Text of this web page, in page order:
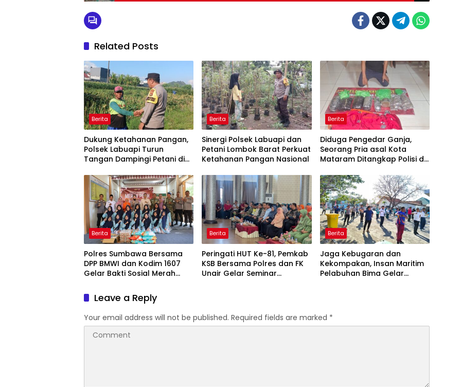
Related Posts
Berita
Dukung Ketahanan Pangan,
Polsek Labuapi Turun
Tangan Dampingi Petani di
Berita
Sinergi Polsek Labuapi dan
Petani Lombok Barat Perkuat
Ketahanan Pangan Nasional
Berita
Diduga Pengedar Ganja,
Seorang Pria asal Kota
Mataram Ditangkap Polisi di
Berita
Polres Sumbawa Bersama
DPP BMWI dan Kodim 1607
Gelar Bakti Sosial Merah
Hidayatullah
Berita
Peringati HUT Ke-81, Pemkab
KSB Bersama Polres dan FK
Unair Gelar Seminar
Berita
Jaga Kebugaran dan
Kekompakan, Insan Maritim
Pelabuhan Bima Gelar
Leave a Reply
Your email address will not be published. Required fields are marked *